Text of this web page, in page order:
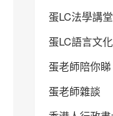
蛋LC法學講堂
蛋LC語言文
蛋老師陪你睇
蛋老師雜談